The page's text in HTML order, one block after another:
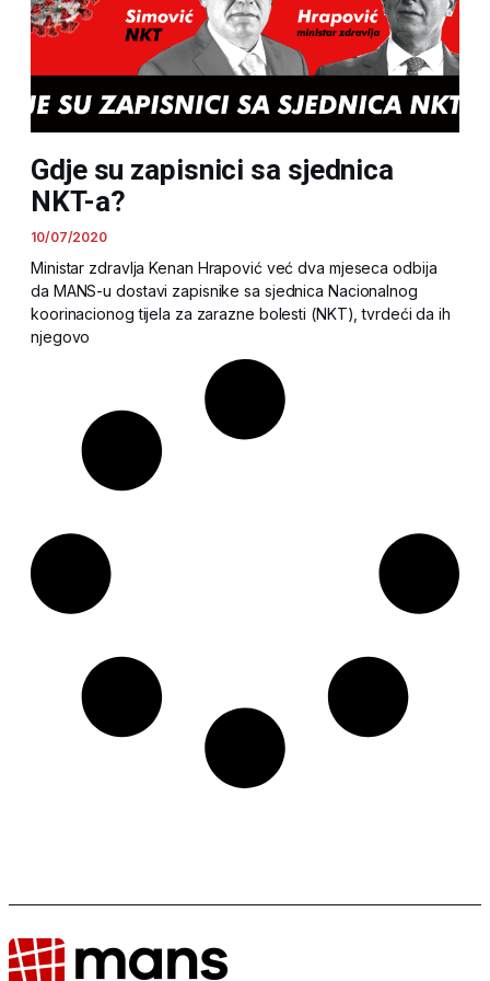
Gdje su zapisnici sa sjednica
NKT-a?
10/07/2020
Ministar zdravlja Kenan Hrapović već dva mjeseca odbija
da MANS-u dostavi zapisnike sa sjednica Nacionalnog
koorinacionog tijela za zarazne bolesti (NKT), tvrdeći da ih
njegovo